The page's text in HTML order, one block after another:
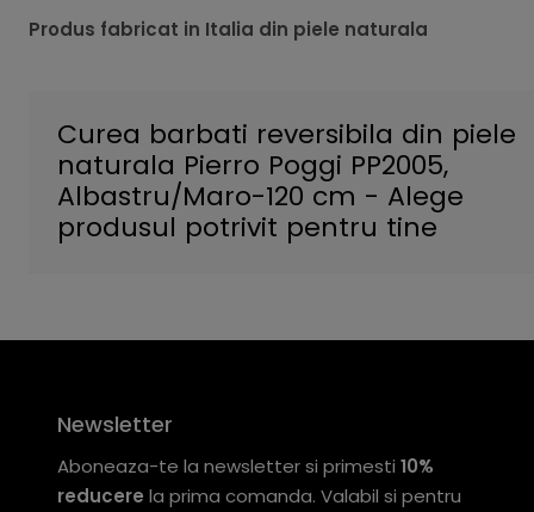
Produs fabricat in Italia din piele naturala
Curea barbati reversibila din piele
naturala Pierro Poggi PP2005,
Albastru/Maro-120 cm - Alege
produsul potrivit pentru tine
Newsletter
Aboneaza-te la newsletter si primesti 10%
reducere la prima comanda. Valabil si pentru